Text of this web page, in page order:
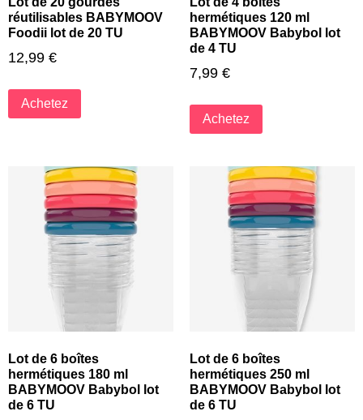
réutilisables BABYMOOV
Foodii lot de 20 TU
12,99 €
Achetez
hermétiques 120 ml
BABYMOOV Babybol lot
de 4 TU
7,99 €
Achetez
Lot de 6 boîtes
hermétiques 180 ml
BABYMOOV Babybol lot
de 6 TU
Lot de 6 boîtes
hermétiques 250 ml
BABYMOOV Babybol lot
de 6 TU